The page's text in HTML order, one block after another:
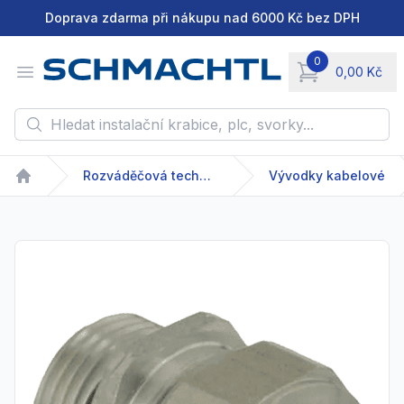
Doprava zdarma při nákupu nad 6000 Kč bez DPH
Open menu
0
0,00 Kč
items in cart,
Hledat instalační krabice, plc, svorky...
Home
Rozváděčová technika Vývodky kabelové